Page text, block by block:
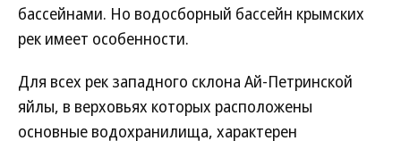
бассейнами. Но водосборный бассейн крымских
рек имеет особенности.
Для всех рек западного склона Ай-Петринской
яйлы, в верховьях которых расположены
основные водохранилища, характерен